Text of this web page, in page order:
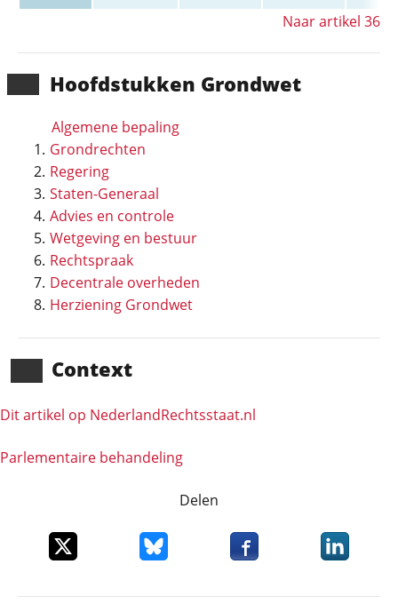
Hoofd­stukken Grondwet
Algemene bepaling
Grondrechten
Regering
Staten-Generaal
Advies en controle
Wetgeving en bestuur
Rechtspraak
Decentrale overheden
Herziening Grondwet
Context
Dit artikel op NederlandRechts­staat.nl
Parlementaire behandeling
Naar artikel 36
Delen
Deel dit item op XDeel dit item op Bluesky
Deel dit item opDeel dit